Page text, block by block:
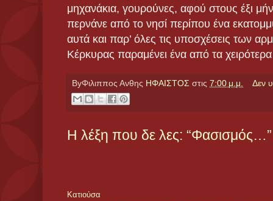
μηχανάκια, γουρούνες, αφού στους έξι
περνάνε από το νησί περίπου ένα
αυτά και παρ’ όλες τις υποσχέσεις των
Κέρκυρας παραμένει ένα από τα
ByΦιλιππος Ανθης ΗΦΑΙΣΤΟΣ στις 7:00 μ.μ. Δεν
Η λέξη που δε λες: “Φασισμός…”
Κατιούσα